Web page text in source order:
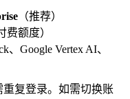
（推荐）
费额度）
、Google Vertex AI、
复登录。如需切换账